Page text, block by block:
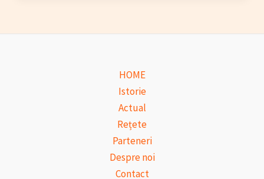
HOME
Istorie
Actual
Rețete
Parteneri
Despre noi
Contact